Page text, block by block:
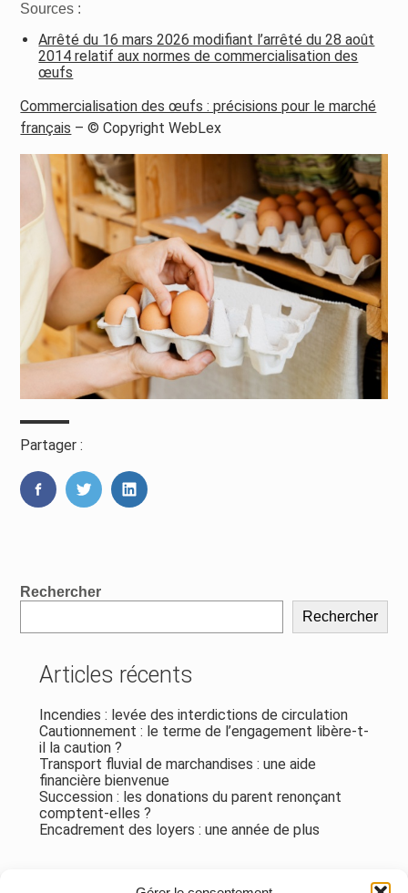
Sources :
Arrêté du 16 mars 2026 modifiant l’arrêté du 28 août
2014 relatif aux normes de commercialisation des
œufs
Commercialisation des œufs : précisions pour le marché
français – © Copyright WebLex
Partager :
FaceBookTwitterLinkedIn
Blog
Rechercher
Rechercher
Articles récents
Incendies : levée des interdictions de circulation
Cautionnement : le terme de l’engagement libère-t-
il la caution ?
Transport fluvial de marchandises : une aide
financière bienvenue
Succession : les donations du parent renonçant
comptent-elles ?
Encadrement des loyers : une année de plus